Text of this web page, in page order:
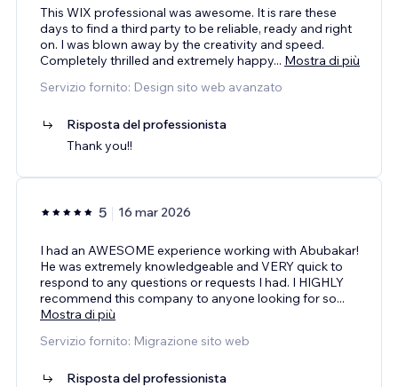
This WIX professional was awesome. It is rare these
days to find a third party to be reliable, ready and right
on. I was blown away by the creativity and speed.
Completely thrilled and extremely happy... Mostra di più
Servizio fornito: Design sito web avanzato
Risposta del professionista
Thank you!!
5 16 mar 2026
I had an AWESOME experience working with Abubakar!
He was extremely knowledgeable and VERY quick to
respond to any questions or requests I had. I HIGHLY
recommend this company to anyone looking for so...
Mostra di più
Servizio fornito: Migrazione sito web
Risposta del professionista